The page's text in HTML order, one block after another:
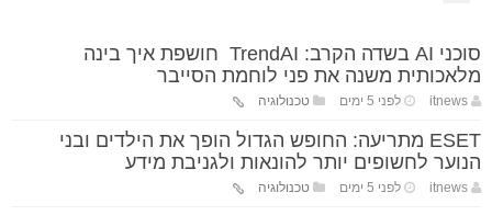
סוכני AI בשדה הקרב: TrendAI חושפת איך בינה
מלאכותית משנה את פני לוחמת הסייבר
itnews לפני 5 ימים טכנולוגיה
ESET מתריעה: החופש הגדול הופך את הילדים ובני
הנוער לחשופים יותר להונאות ולגניבת מידע
itnews לפני 5 ימים טכנולוגיה